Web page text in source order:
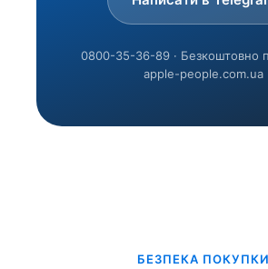
0800-35-36-89 · Безкоштовно
apple-people.com.ua
БЕЗПЕКА ПОКУПКИ